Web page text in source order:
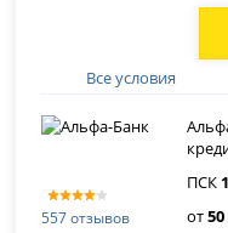
Все условия
557 отзывов
ПСК
от